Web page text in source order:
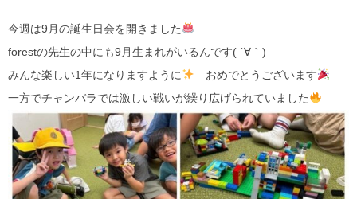
今週は9月の誕生日会を開きました
forestの先生の中にも9月生まれがいるんです( ´∀｀)
みんな楽しい1年になりますように
おめでとうございます
一方でチャンバラでは激しい戦いが繰り広げられていました